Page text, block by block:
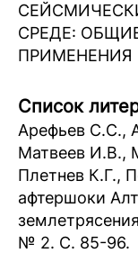
СРЕДЕ:
ПРИМЕНЕНИЯ
Список
Арефьев С.С.,
Матвеев И.В.,
Плетнев К.Г.,
афтершоки
№ 2. С. 85-96.